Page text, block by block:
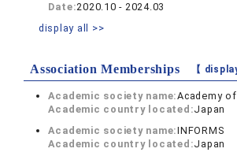
Date:2020.10 - 2024.03
display all >>
Association Memberships 【
Academic society name:Academy
Academic country located:Japan
Academic society name:INFORMS
Academic country located:Japan